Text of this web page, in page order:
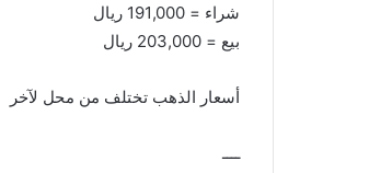
شراء = 191,000 ريال
بيع = 203,000 ريال
أسعار الذهب تختلف من محل لآخر
ــــ